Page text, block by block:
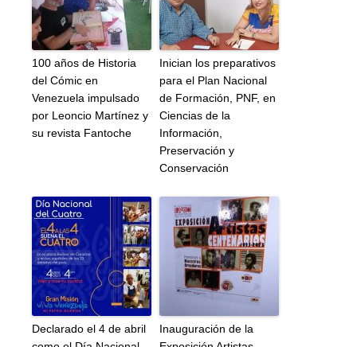
100 años de Historia
del Cómic en
Venezuela impulsado
por Leoncio Martínez y
su revista Fantoche
Inician los preparativos
para el Plan Nacional
de Formación, PNF, en
Ciencias de la
Información,
Preservación y
Conservación
Declarado el 4 de abril
Inauguración de la